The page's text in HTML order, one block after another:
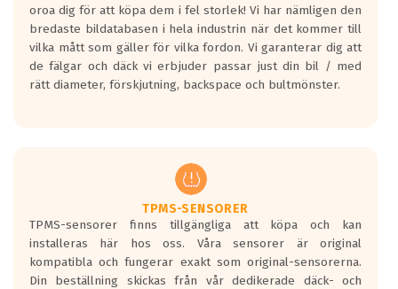
På däckmärkningen kommer det finnas
en symbol av ett däck med vågar. Hög
bullernivå markeras med svarta vågor
medans de vita vågorna påvisar om det är
ett tyst däck.
regelverket som introduceras år 2016.
Ett däck med två svarta vågor är redan
godkända för år 2016 nya regelverk.
Ett däck med en svart våg kommer vara
minst tre decibel tystare än det
regelverk som börjar gälla 2016.
oroa dig för att köpa dem i fel storlek! Vi har nämligen den
bredaste bildatabasen i hela industrin när det kommer till
vilka mått som gäller för vilka fordon. Vi garanterar dig att
de fälgar och däck vi erbjuder passar just din bil / med
rätt diameter, förskjutning, backspace och bultmönster.
TPMS-SENSORER
TPMS-sensorer finns tillgängliga att köpa och kan
installeras här hos oss. Våra sensorer är original
kompatibla och fungerar exakt som original-sensorerna.
Din beställning skickas från vår dedikerade däck- och